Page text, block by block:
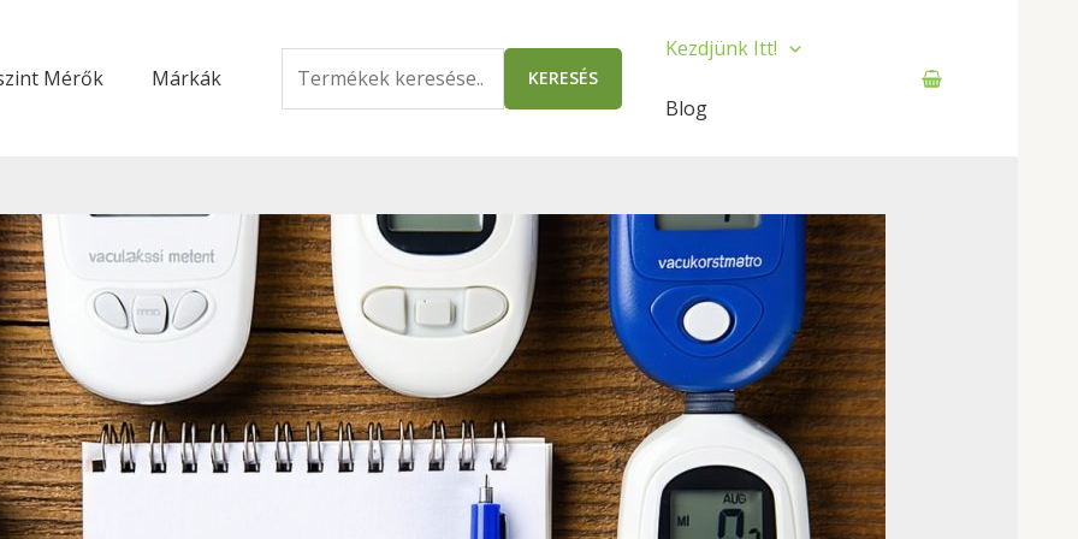
Mérők Márkák
for:
KERESÉS
Kezdjünk Itt!
Blog